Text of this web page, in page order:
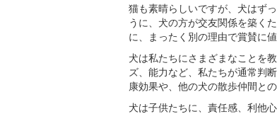
猫も素晴らしいですが、犬はず
うに、犬の方が交友関係を築く
に、まったく別の理由で賞賛に値
犬は私たちにさまざまなことを
ズ、能力など、私たちが通常判
康効果や、他の犬の散歩仲間と
犬は子供たちに、責任感、利他